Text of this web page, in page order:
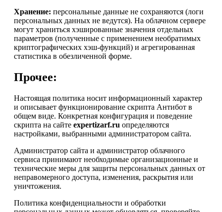
Хранение: персональные данные не сохраняются (логи
персональных данных не ведутся). На облачном сервере
могут храниться хэшированные значения отдельных
параметров (полученные с применением необратимых
криптографических хэш-функций) и агрегированная
статистика в обезличенной форме.
Прочее:
Настоящая политика носит информационный характер
и описывает функционирование скрипта Антибот в
общем виде. Конкретная конфигурация и поведение
скрипта на сайте expertizarf.ru определяются
настройками, выбранными администратором сайта.
Администратор сайта и администратор облачного
сервиса принимают необходимые организационные и
технические меры для защиты персональных данных от
неправомерного доступа, изменения, раскрытия или
уничтожения.
Политика конфиденциальности и обработки